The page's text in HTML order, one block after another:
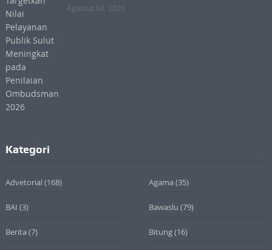
Agustus 04, 2026
Kategori
Advetorial (168) Agama (35)
BAI (3) Bawaslu (79)
Berita (7) Bitung(16)